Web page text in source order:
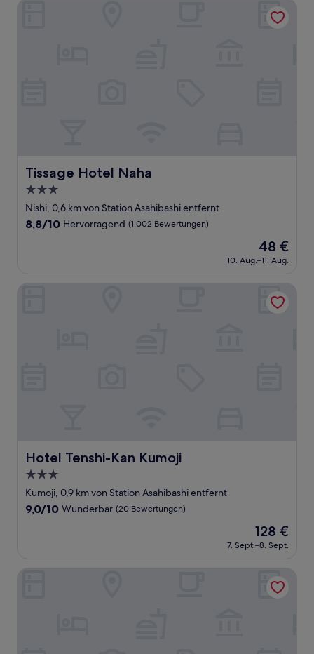
Tissage Hotel Naha
Tissage Hotel Naha
3.0-
Sterne-
Unterkunft
Nishi, 0,6 km von Station Asahibashi entfernt
8.8
Bewertungen)
8,8/10 Hervorragend (1.002 Bewertungen)
Der
Preis
beträgt
48 €
10. Aug.–11. Aug.
Hotel Tenshi-Kan Kumoji
Hotel Tenshi-Kan Kumoji
3.0-
Sterne-
Unterkunft
Kumoji, 0,9 km von Station Asahibashi entfernt
9.0
Bewertungen)
9,0/10 Wunderbar (20 Bewertungen)
Der
Preis
beträgt
128 €
7. Sept.–8. Sept.